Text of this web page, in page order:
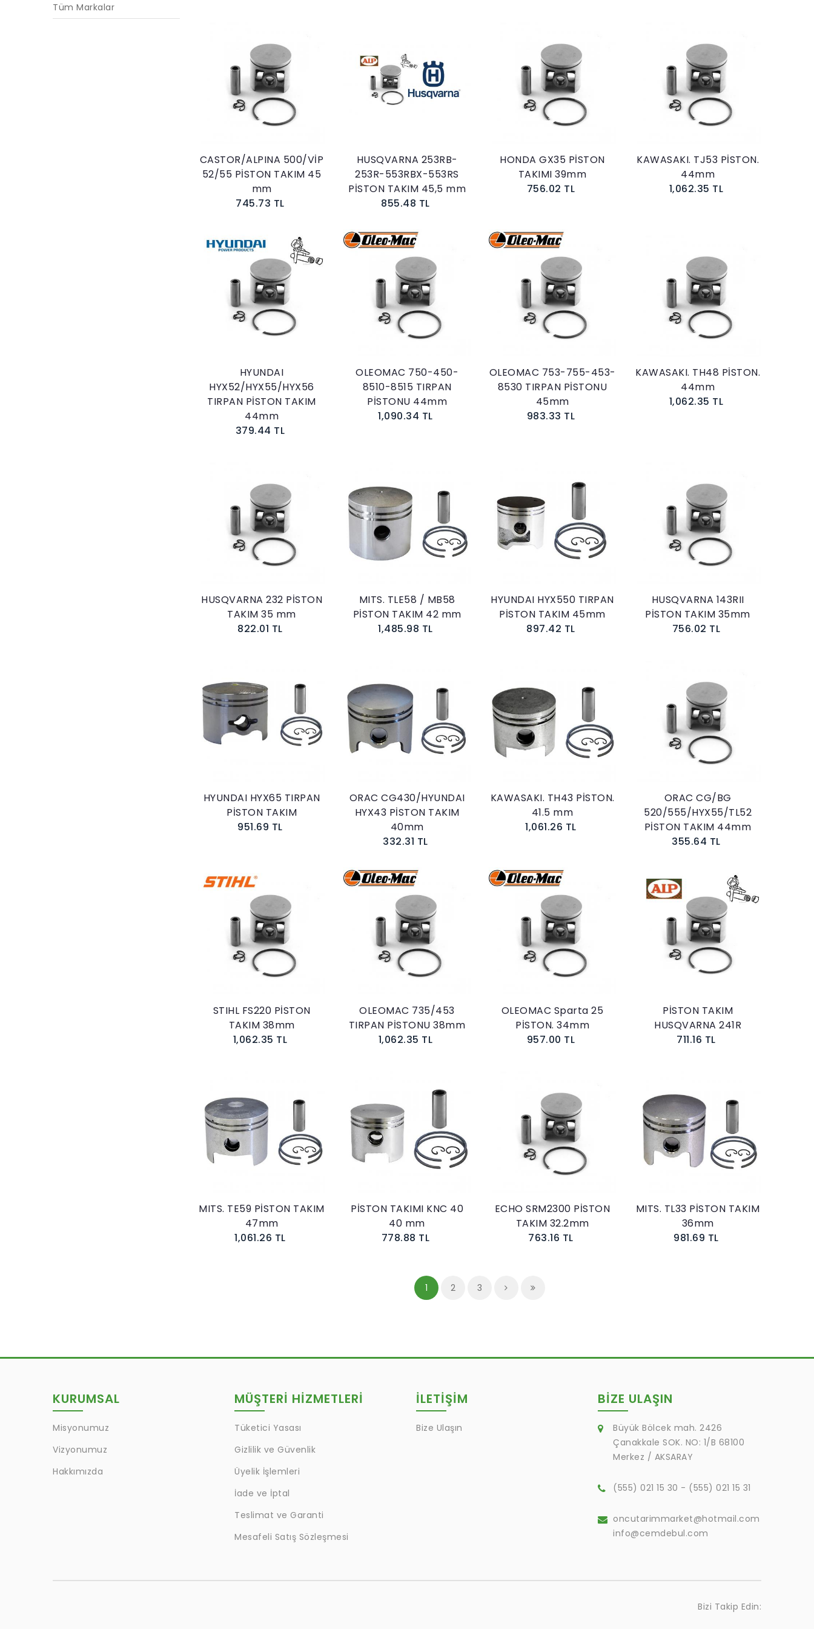
Tüm Markalar
Sepete Ekle
CASTOR/ALPINA 500/VİP
52/55 PİSTON TAKIM 45
mm
745.73 TL
Sepete Ekle
HUSQVARNA 253RB-
253R-553RBX-553RS
PİSTON TAKIM 45,5 mm
855.48 TL
Sepete Ekle
HONDA GX35 PİSTON
TAKIMI 39mm
756.02 TL
Sepete Ekle
KAWASAKI. TJ53 PİSTON.
44mm
1,062.35 TL
Sepete Ekle
HYUNDAI
HYX52/HYX55/HYX56
TIRPAN PİSTON TAKIM
44mm
379.44 TL
Sepete Ekle
OLEOMAC 750-450-
8510-8515 TIRPAN
PİSTONU 44mm
1,090.34 TL
Sepete Ekle
OLEOMAC 753-755-453-
8530 TIRPAN PİSTONU
45mm
983.33 TL
Sepete Ekle
KAWASAKI. TH48 PİSTON.
44mm
1,062.35 TL
Sepete Ekle
HUSQVARNA 232 PİSTON
TAKIM 35 mm
822.01 TL
MITS. TLE58 / MB58
PİSTON TAKIM 42 mm
1,485.98 TL
Sepete Ekle
HYUNDAI HYX550 TIRPAN
PİSTON TAKIM 45mm
897.42 TL
Sepete Ekle
HUSQVARNA 143RII
PİSTON TAKIM 35mm
756.02 TL
Sepete Ekle
HYUNDAI HYX65 TIRPAN
PİSTON TAKIM
951.69 TL
Sepete Ekle
ORAC CG430/HYUNDAI
HYX43 PİSTON TAKIM
40mm
332.31 TL
KAWASAKI. TH43 PİSTON.
41.5 mm
1,061.26 TL
Sepete Ekle
ORAC CG/BG
520/555/HYX55/TL52
PİSTON TAKIM 44mm
355.64 TL
Sepete Ekle
STIHL FS220 PİSTON
TAKIM 38mm
1,062.35 TL
Sepete Ekle
OLEOMAC 735/453
TIRPAN PİSTONU 38mm
1,062.35 TL
Sepete Ekle
OLEOMAC Sparta 25
PİSTON. 34mm
957.00 TL
Sepete Ekle
PİSTON TAKIM
HUSQVARNA 241R
711.16 TL
MITS. TE59 PİSTON TAKIM
47mm
1,061.26 TL
Sepete Ekle
PİSTON TAKIMI KNC 40
40 mm
778.88 TL
Sepete Ekle
ECHO SRM2300 PİSTON
TAKIM 32.2mm
763.16 TL
Sepete Ekle
MITS. TL33 PİSTON TAKIM
36mm
981.69 TL
1 2 3
KURUMSAL
Misyonumuz
Vizyonumuz
Hakkımızda
MÜŞTERİ HİZMETLERİ
Tüketici Yasası
Gizlilik ve Güvenlik
Üyelik İşlemleri
İade ve İptal
Teslimat ve Garanti
Mesafeli Satış Sözleşmesi
İLETİŞİM
Bize Ulaşın
BIZE ULAŞIN
Büyük Bölcek mah. 2426
Çanakkale SOK. NO: 1/B 68100
Merkez / AKSARAY
(555) 021 15 30 - (555) 021 15 31
oncutarimmarket@hotmail.com
info@cemdebul.com
Bizi Takip Edin: